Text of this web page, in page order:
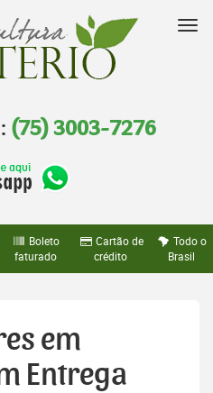
(75) 3003-7276
Boleto
faturado
Cartão de
crédito
Todo o
Brasil
em
Entrega